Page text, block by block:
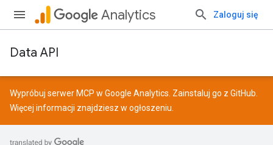
Analytics Zaloguj się
Data API
Wypróbuj serwer MCP w Google Analytics. Zainstaluj go z GitHub
Więcej informacji znajdziesz w ogłoszeniu